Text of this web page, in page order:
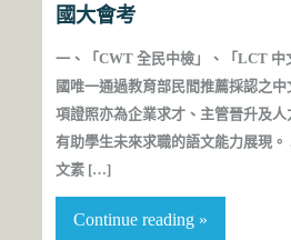
國大會考
一、「CWT 全民中檢」、「LCT 中
國唯一通過教育部民間推薦採認之
項證照亦為企業求才、主管晉升及
有助學生未來求職的語文能力展現
文素 […]
Continue reading »